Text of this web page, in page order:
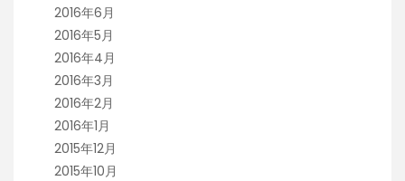
2016年6月
2016年5月
2016年4月
2016年3月
2016年2月
2016年1月
2015年12月
2015年10月